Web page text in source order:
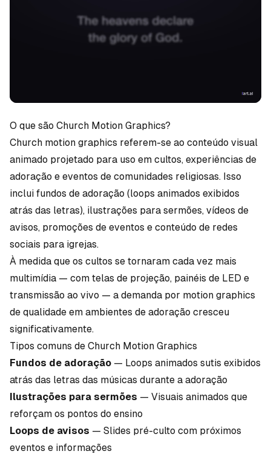
O que são Church Motion Graphics?
Church motion graphics referem-se ao conteúdo visual
animado projetado para uso em cultos, experiências de
adoração e eventos de comunidades religiosas. Isso
inclui fundos de adoração (loops animados exibidos
atrás das letras), ilustrações para sermões, vídeos de
avisos, promoções de eventos e conteúdo de redes
sociais para igrejas.
À medida que os cultos se tornaram cada vez mais
multimídia — com telas de projeção, painéis de LED e
transmissão ao vivo — a demanda por motion graphics
de qualidade em ambientes de adoração cresceu
significativamente.
Tipos comuns de Church Motion Graphics
Fundos de adoração — Loops animados sutis exibidos
atrás das letras das músicas durante a adoração
Ilustrações para sermões — Visuais animados que
reforçam os pontos do ensino
Loops de avisos — Slides pré-culto com próximos
eventos e informações